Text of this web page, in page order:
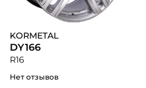
KORMETAL
DY166
R16
Нет отзывов